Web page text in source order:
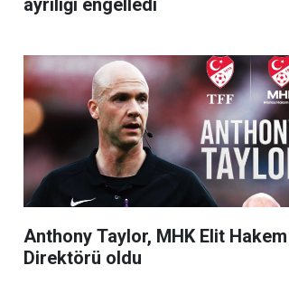
ayrılığı engelledi
Anthony Taylor, MHK Elit Hakem
Direktörü oldu